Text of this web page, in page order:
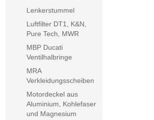
Lenkerstummel
Luftfilter DT1, K&N,
Pure Tech, MWR
MBP Ducati
Ventilhalbringe
MRA
Verkleidungsscheiben
Motordeckel aus
Aluminium, Kohlefaser
und Magnesium